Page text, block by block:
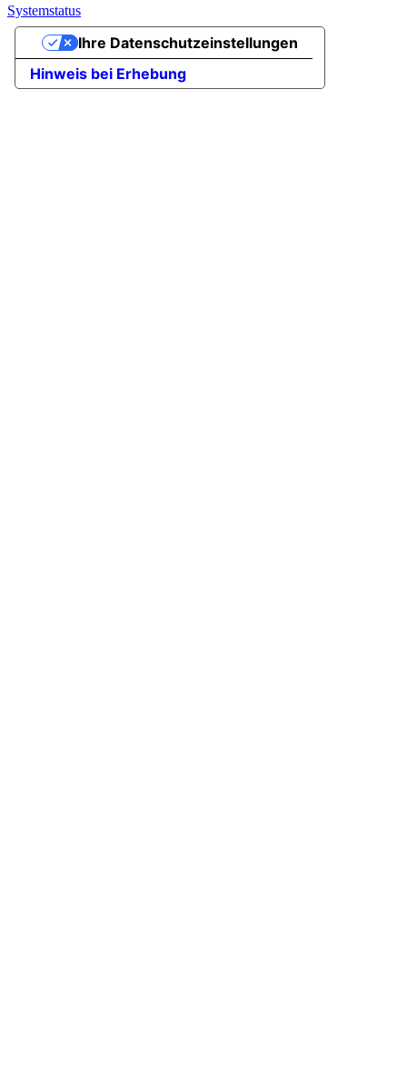
Systemstatus
Hinweis bei Erhebung
Ihre Datenschutzeinstellungen